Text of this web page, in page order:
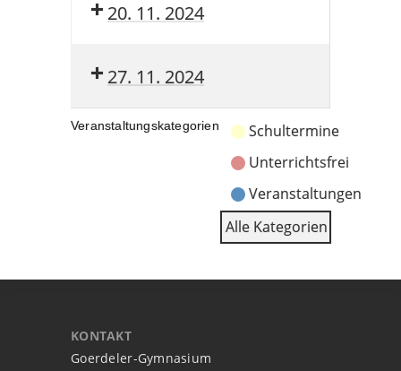
20. 11. 2024
27. 11. 2024
Veranstaltungskategorien
Schultermine
Unterrichtsfrei
Veranstaltungen
Alle Kategorien
KONTAKT
Goerdeler-Gymnasium